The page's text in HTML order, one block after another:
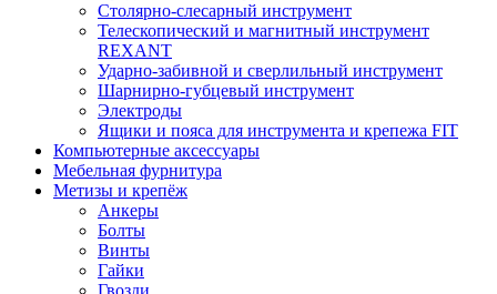
Столярно-слесарный инструмент
Телескопический и магнитный инструмент
REXANT
Ударно-забивной и сверлильный инструмент
Шарнирно-губцевый инструмент
Электроды
Ящики и пояса для инструмента и крепежа FIT
Компьютерные аксессуары
Мебельная фурнитура
Метизы и крепёж
Анкеры
Болты
Винты
Гайки